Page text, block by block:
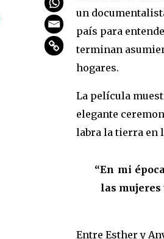
un
país para
terminan
hogares.
La película
elegante
labra la tierra en
“En mi
las mujeres
Entre Esther y